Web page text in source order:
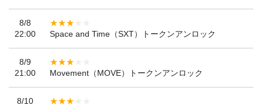
8/8
22:00
Space and Time（SXT）トークンアンロック
8/9
21:00
Movement（MOVE）トークンアンロック
8/10